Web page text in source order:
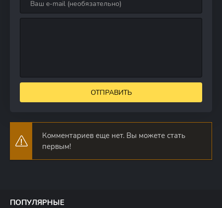
ОТПРАВИТЬ
Комментариев еще нет. Вы можете стать
первым!
ПОПУЛЯРНЫЕ